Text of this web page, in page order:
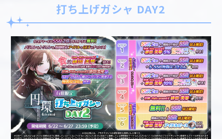
打ち上げガシャ DAY2